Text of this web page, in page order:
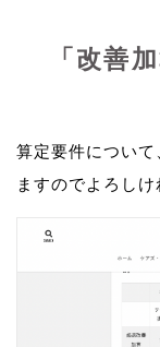
「改善
算定要件につい
ますのでよろし